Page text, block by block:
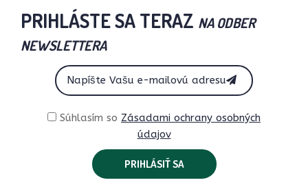
PRIHLÁSTE SA TERAZ NA ODBER
NEWSLETTERA
Súhlasím so Zásadami ochrany osobných
údajov